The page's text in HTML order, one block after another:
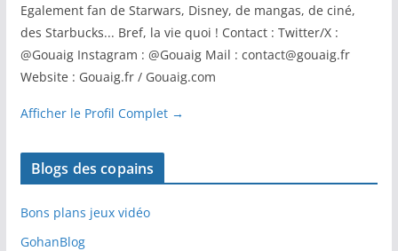
Egalement fan de Starwars, Disney, de mangas, de ciné,
des Starbucks... Bref, la vie quoi ! Contact : Twitter/X :
@Gouaig Instagram : @Gouaig Mail : contact@gouaig.fr
Website : Gouaig.fr / Gouaig.com
Afficher le Profil Complet →
Blogs des copains
Bons plans jeux vidéo
GohanBlog